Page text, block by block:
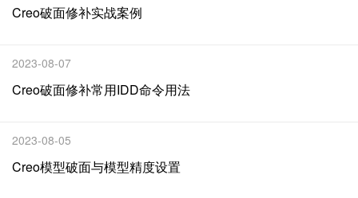
Creo破面修补实战案例
2023-08-07
Creo破面修补常用IDD命令用法
2023-08-05
Creo模型破面与模型精度设置